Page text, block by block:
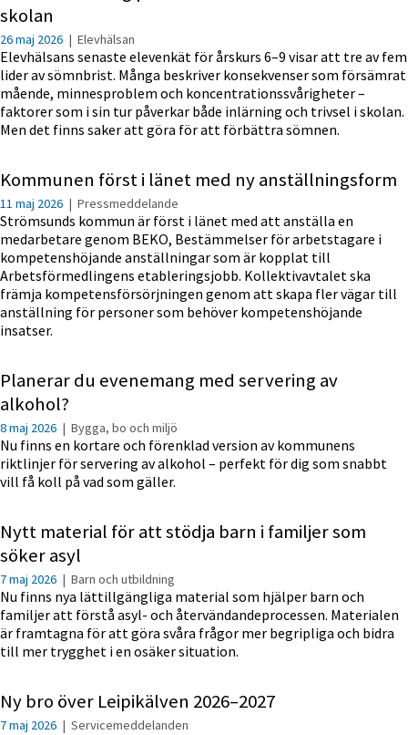
skolan
26 maj 2026 | Elevhälsan
Elevhälsans senaste elevenkät för årskurs 6–9 visar att tre av fem
lider av sömnbrist. Många beskriver konsekvenser som försämrat
mående, minnesproblem och koncentrationssvårigheter –
faktorer som i sin tur påverkar både inlärning och trivsel i skolan.
Men det finns saker att göra för att förbättra sömnen.
Kommunen först i länet med ny anställningsform
11 maj 2026 | Pressmeddelande
Strömsunds kommun är först i länet med att anställa en
medarbetare genom BEKO, Bestämmelser för arbetstagare i
kompetenshöjande anställningar som är kopplat till
Arbetsförmedlingens etableringsjobb. Kollektivavtalet ska
främja kompetensförsörjningen genom att skapa fler vägar till
anställning för personer som behöver kompetenshöjande
insatser.
Planerar du evenemang med servering av
alkohol?
8 maj 2026 | Bygga, bo och miljö
Nu finns en kortare och förenklad version av kommunens
riktlinjer för servering av alkohol – perfekt för dig som snabbt
vill få koll på vad som gäller.
Nytt material för att stödja barn i familjer som
söker asyl
7 maj 2026 | Barn och utbildning
Nu finns nya lättillgängliga material som hjälper barn och
familjer att förstå asyl- och återvändandeprocessen. Materialen
är framtagna för att göra svåra frågor mer begripliga och bidra
till mer trygghet i en osäker situation.
Ny bro över Leipikälven 2026–2027
7 maj 2026 | Servicemeddelanden